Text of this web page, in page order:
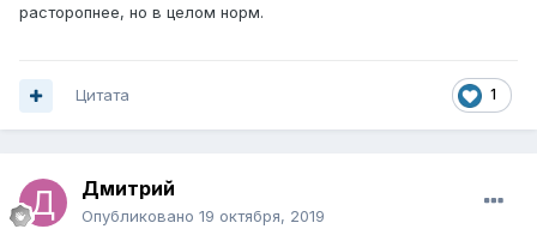
расторопнее, но в целом норм.
1
Цитата
Дмитрий
Опубликовано 19 октября, 2019